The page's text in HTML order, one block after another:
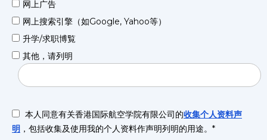
网上广告
网上搜索引擎（如Google, Yahoo等）
升学/求职博覧
其他，请列明
本人同意有关香港国际航空学院有限公司的收集个人资料声
明 ，包括收集及使用我的个人资料作声明列明的用途。*